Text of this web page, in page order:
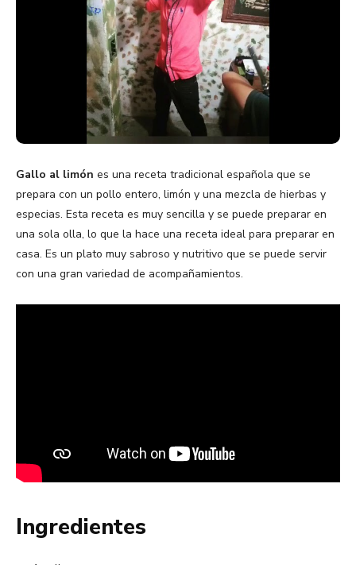
Gallo al limón es una receta tradicional española que se
prepara con un pollo entero, limón y una mezcla de hierbas y
especias. Esta receta es muy sencilla y se puede preparar en
una sola olla, lo que la hace una receta ideal para preparar en
casa. Es un plato muy sabroso y nutritivo que se puede servir
con una gran variedad de acompañamientos.
Ingredientes